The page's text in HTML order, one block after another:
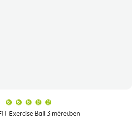
Exercise Ball 3 méretben
átlagos
értékelése